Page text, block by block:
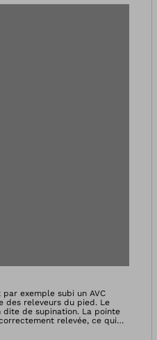
exemple subi un AVC
des releveurs du pied. Le
dite de supination. La pointe
relevée, ce qui